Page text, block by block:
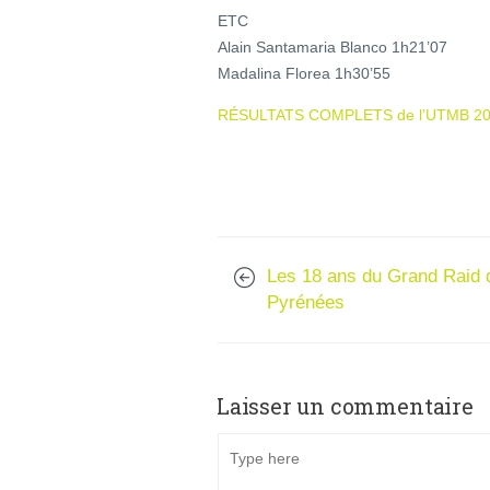
ETC
Alain Santamaria Blanco 1h21’07
Madalina Florea 1h30’55
RÉSULTATS COMPLETS de l’UTMB
Les 18 ans du Grand Raid
Pyrénées
Laisser un commentaire